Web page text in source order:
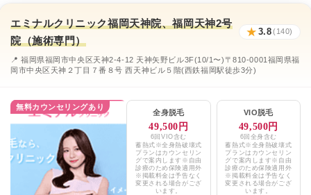
リアラクリニック福岡院 ★4.2 / 5（19件）
AND美容外科天神院 ★4.6 / 5（462件）
天神皮ふ科 ★3.1 / 5（188件）
KANNO’A.clinic福岡天神院 ★4.8 / 5（657件）
エミナルクリニックメンズ福岡天神院、
福岡天神院(新天町)、福岡天神2号院
★4.1 / 5（123件）
エミナルクリニック福岡天神院、福岡天神2号
院（施術専門）
★ 3.8(140)
📍 福岡県福岡市中央区天神2-4-12 天神矢野ビル3F(10/1〜)〒810-0001福岡県福
岡市中央区天神２丁目７番８号 西天神ビル５階(西鉄福岡駅徒歩3分)
無料カウンセリングあり
全身脱毛
49,500円
6回VIO含む
蓄熱式※全身熱破壊式
プランはカウンセリン
グで案内します※自由
診療のため保険適用外
※掲載料金は予告なく
変更される場合がござ
います。
VIO脱毛
49,500円
6回全身含む
蓄熱式※全身熱破壊式
プランはカウンセリン
グで案内します※自由
診療のため保険適用外
※掲載料金は予告なく
変更される場合がござ
います。